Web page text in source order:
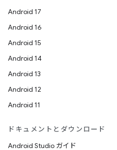
Android 17
Android 16
Android 15
Android 14
Android 13
Android 12
Android 11
ドキュメントとダウンロード
Android Studio ガイド